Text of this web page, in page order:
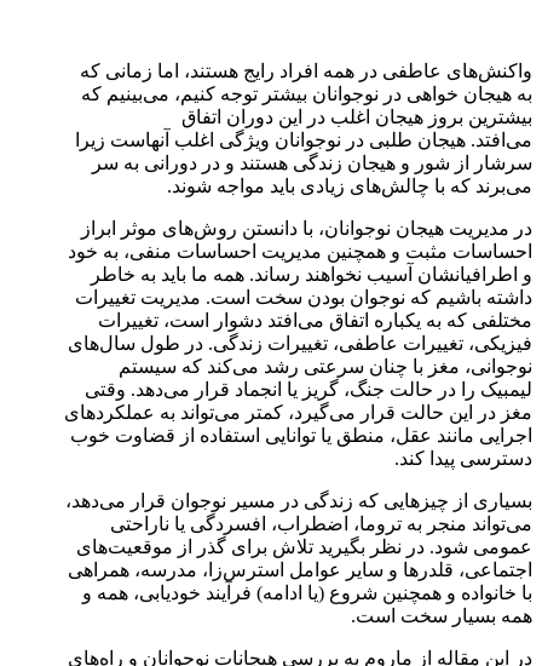
واکنش‌های عاطفی در همه افراد رایج هستند، اما زمانی که
به هیجان خواهی در نوجوانان بیشتر توجه کنیم، می‌بینیم که
بیشترین بروز هیجان اغلب در این دوران اتفاق
می‌افتد. هیجان طلبی در نوجوانان ویژگی اغلب آنهاست زیرا
سرشار از شور و هیجان زندگی هستند و در دورانی به سر
می‌برند که با چالش‌های زیادی باید مواجه شوند.
در مدیریت هیجان نوجوانان، با دانستن روش‌های موثر ابراز
احساسات مثبت و همچنین مدیریت احساسات منفی، به خود
و اطرافیانشان آسیب نخواهند رساند. همه ما باید به خاطر
داشته باشیم که نوجوان بودن سخت است. مدیریت تغییرات
مختلفی که به یکباره اتفاق می‌افتد دشوار است، تغییرات
فیزیکی، تغییرات عاطفی، تغییرات زندگی. در طول سال‌های
نوجوانی، مغز با چنان سرعتی رشد می‌کند که سیستم
لیمبیک را در حالت جنگ، گریز یا انجماد قرار می‌دهد. وقتی
مغز در این حالت قرار می‌گیرد، کمتر می‌تواند به عملکردهای
اجرایی مانند عقل، منطق یا توانایی استفاده از قضاوت خوب
دسترسی پیدا کند.
بسیاری از چیزهایی که زندگی در مسیر نوجوان قرار می‌دهد،
می‌تواند منجر به تروما، اضطراب، افسردگی یا ناراحتی
عمومی شود. در نظر بگیرید تلاش برای گذر از موقعیت‌های
اجتماعی، قلدرها و سایر عوامل استرس‌زا، مدرسه، همراهی
با خانواده و همچنین شروع (یا ادامه) فرآیند خودیابی، همه و
همه بسیار سخت است.
در این مقاله از ماروم به بررسی هیجانات نوجوانان و راه‌های